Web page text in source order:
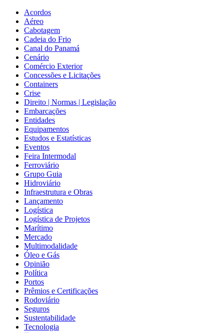
Acordos
Aéreo
Cabotagem
Cadeia do Frio
Canal do Panamá
Cenário
Comércio Exterior
Concessões e Licitações
Containers
Crise
Direito | Normas | Legislação
Embarcações
Entidades
Equipamentos
Estudos e Estatísticas
Eventos
Feira Intermodal
Ferroviário
Grupo Guia
Hidroviário
Infraestrutura e Obras
Lançamento
Logística
Logística de Projetos
Marítimo
Mercado
Multimodalidade
Óleo e Gás
Opinião
Política
Portos
Prêmios e Certificações
Rodoviário
Seguros
Sustentabilidade
Tecnologia